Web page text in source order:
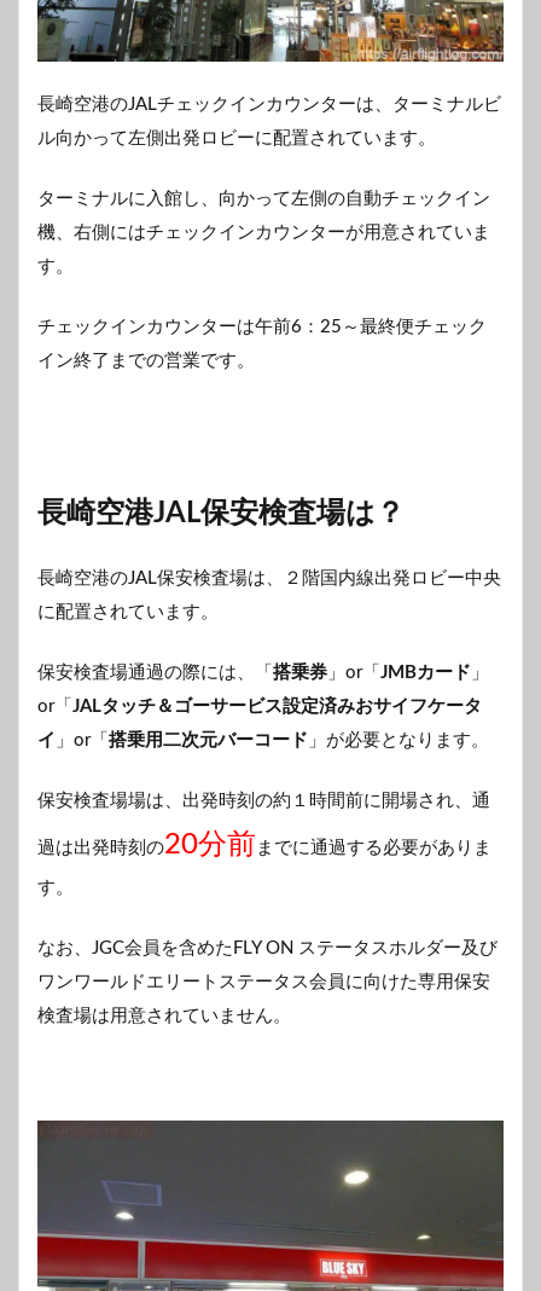
長崎空港のJALチェックインカウンターは、ターミナルビ
ル向かって左側出発ロビーに配置されています。
ターミナルに入館し、向かって左側の自動チェックイン
機、右側にはチェックインカウンターが用意されていま
す。
チェックインカウンターは午前6：25～最終便チェック
イン終了までの営業です。
長崎空港JAL保安検査場は？
長崎空港のJAL保安検査場は、２階国内線出発ロビー中央
に配置されています。
保安検査場通過の際には、「 搭乗券 」or「 JMBカード 」
or「 JALタッチ＆ゴーサービス設定済みおサイフケータ
イ 」or「 搭乗用二次元バーコード 」が必要となります。
保安検査場場は、出発時刻の約１時間前に開場され、通
過は出発時刻の20分前 までに通過する必要がありま
す。
なお、JGC会員を含めたFLY ON ステータスホルダー及び
ワンワールドエリートステータス会員に向けた専用保安
検査場は用意されていません。